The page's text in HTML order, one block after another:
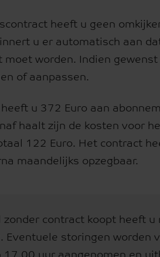
heeft u geen
u er automatisch aan
moet worden. Indien
of aanpassen.
u 372 Euro aan
haalt zijn de kosten voor
122 Euro. Het contract
maandelijks opzegbaar.
zonder contract koopt heeft
Eventuele storingen worden